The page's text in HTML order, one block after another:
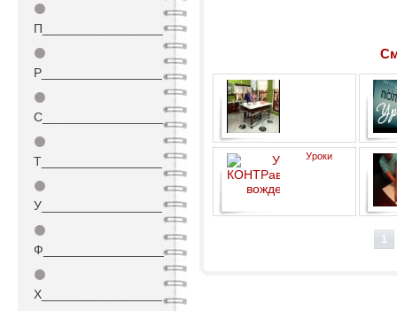
⚫
П_________________
⚫
Р_________________
⚫
С_________________
⚫
Т_________________
⚫
У_________________
⚫
Ф_________________
⚫
Х_________________
Декорирование обувной
коробки
Уроки
1